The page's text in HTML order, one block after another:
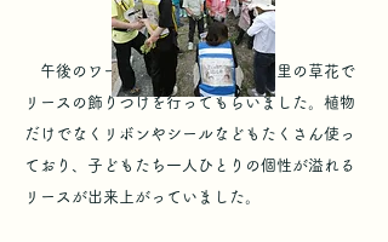
午後のワークショップでは、夢来里の草花で
リースの飾りつけを行ってもらいました。植物
だけでなくリボンやシールなどもたくさん使っ
ており、子どもたち一人ひとりの個性が溢れる
リースが出来上がっていました。